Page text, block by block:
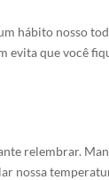
hábito nosso
evita que você
relembrar.
nossa